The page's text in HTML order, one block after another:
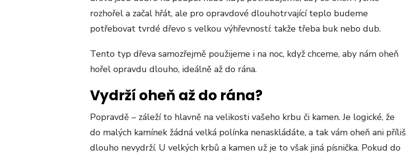
rozhořel a začal hřát, ale pro opravdové dlouhotrvající teplo budeme
potřebovat tvrdé dřevo s velkou výhřevností: takže třeba buk nebo dub.
Tento typ dřeva samozřejmě použijeme i na noc, když chceme, aby nám oheň
hořel opravdu dlouho, ideálně až do rána.
Vydrží oheň až do rána?
Popravdě – záleží to hlavně na velikosti vašeho krbu či kamen. Je logické, že
do malých kamínek žádná velká polínka nenaskládáte, a tak vám oheň ani příliš
dlouho nevydrží. U velkých krbů a kamen už je to však jiná písnička. Pokud do